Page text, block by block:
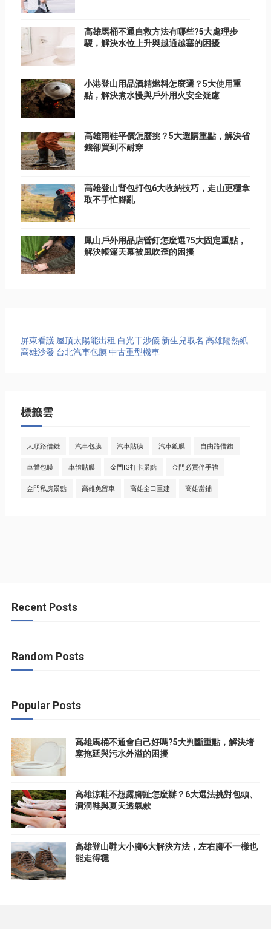
高雄馬桶不通自救方法有哪些?5大處理步
驟，解決水位上升與越通越塞的困擾
小港登山用品酒精燃料怎麼選？5大使用重
點，解決煮水慢與戶外用火安全疑慮
高雄雨鞋平價怎麼挑？5大選購重點，解決省
錢卻買到不耐穿
高雄登山背包打包6大收納技巧，走山更穩拿
取不手忙腳亂
鳳山戶外用品店營釘怎麼選?5大固定重點，
解決帳篷天幕被風吹歪的困擾
屏東看護 屋頂太陽能出租 白光干涉儀 新生兒取名 高雄隔熱紙
高雄沙發 台北汽車包膜中古重型機車
標籤雲
大順路借錢 汽車包膜 汽車貼膜 汽車鍍膜 自由路借錢
車體包膜 車體貼膜 金門IG打卡景點 金門必買伴手禮
金門私房景點 高雄免留車 高雄全口重建 高雄當鋪
Recent Posts
Random Posts
Popular Posts
高雄馬桶不通會自己好嗎?5大判斷重點，解決堵
塞拖延與污水外溢的困擾
高雄涼鞋不想露腳趾怎麼辦？6大選法挑對包頭、
洞洞鞋與夏天透氣款
高雄登山鞋大小腳6大解決方法，左右腳不一樣也
能走得穩